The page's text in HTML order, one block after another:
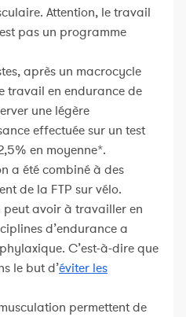
Attention, le travail
pas un programme
après un macrocycle
travail en endurance de
une légère
effectuée sur un test
en moyenne*.
a été combiné à des
de la FTP sur vélo.
peut avoir à travailler en
d’endurance a
C’est-à-dire que
le but d’éviter les
permettent de